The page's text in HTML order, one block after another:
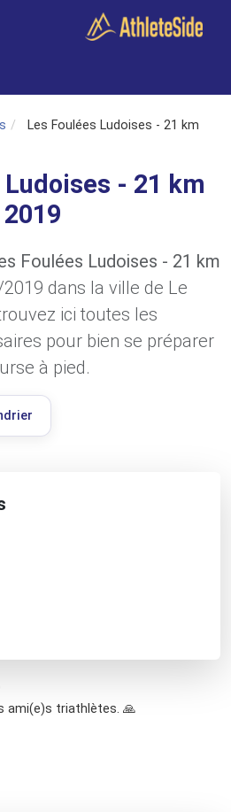
Les Foulées Ludoises - 21 km
- 21 km
2019
Foulées Ludoises - 21 km
dans la ville de Le
ici toutes les
pour bien se préparer
à pied.
ami(e)s triathlètes. 🙏